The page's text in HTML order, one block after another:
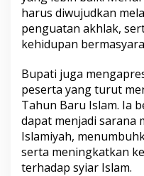
k
M
a
s
a
r
a
k
a
t
M
a
harus diwujudkan
penguatan akhlak,
kehidupan
Bupati juga
peserta yang turut
Tahun Baru Islam. Ia
dapat menjadi sarana
Islamiyah,
serta meningkatkan
terhadap syiar Islam.